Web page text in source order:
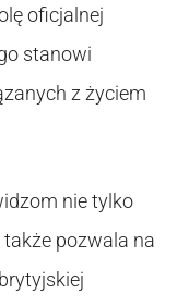
oficjalnej
stanowi
z życiem
nie tylko
pozwala na